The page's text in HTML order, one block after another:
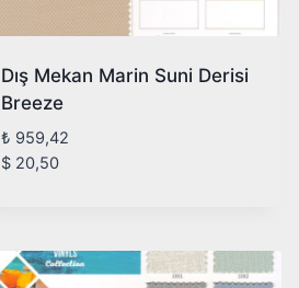
Dış Mekan Marin Suni Derisi
Breeze
₺ 959,42
$20,50